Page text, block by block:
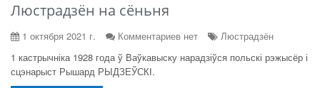
Люстрадзён на сёньня
1 октября 2021 г. Комментариев нет
Люстрадзён
1 кастрычніка 1928 года ў Ваўкавыску нарадзіўся польскі рэжысёр і
сцэнарыст Рышард РЫДЗЕЎСКІ.